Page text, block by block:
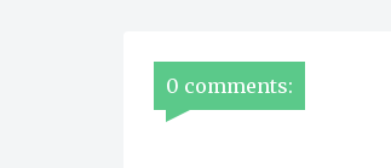
0 comments: